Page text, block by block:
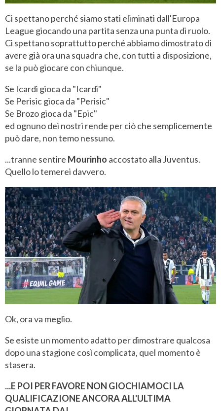
Ci spettano perché siamo stati eliminati dall'Europa
League giocando una partita senza una punta di ruolo.
Ci spettano soprattutto perché abbiamo dimostrato di
avere già ora una squadra che, con tutti a disposizione,
se la può giocare con chiunque.
Se Icardi gioca da "Icardi"
Se Perisic gioca da "Perisic"
Se Brozo gioca da "Epic"
ed ognuno dei nostri rende per ciò che semplicemente
può dare, non temo nessuno.
...tranne sentire Mourinho accostato alla Juventus.
Quello lo temerei davvero.
Ok, ora va meglio.
Se esiste un momento adatto per dimostrare qualcosa
dopo una stagione così complicata, quel momento è
stasera.
...E POI PER FAVORE NON GIOCHIAMOCI LA
QUALIFICAZIONE ANCORA ALL'ULTIMA